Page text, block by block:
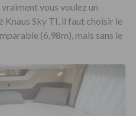
vous voulez un
Knaus Sky TI, il faut choisir le
(6,98m), mais sans le